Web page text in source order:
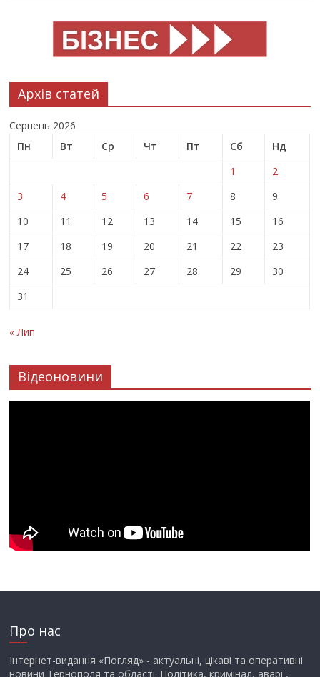
Архів статей
Серпень 2026
Пн
Вт Ср Чт Пт Сб
Нд
1
2
3
4 5 6 7 8
9
10
11 12 13 14 15
16
17
18 19 20 21 22
23
24
25 26 27 28 29
30
31
« Лип
Відеоновини
Про нас
Інтернет-видання «Погляд» - актуальні, цікаві та оперативні
новини Тернополя та області. Політика, кримінал, аварії,